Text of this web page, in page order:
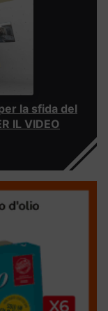
la sfida del
IL VIDEO